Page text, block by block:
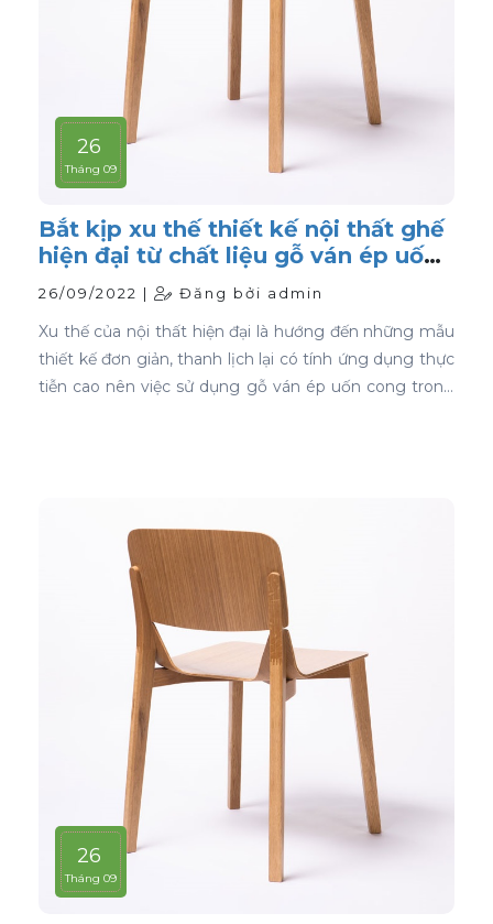
26
Tháng 09
Bắt kịp xu thế thiết kế nội thất ghế
hiện đại từ chất liệu gỗ ván ép uốn
cong
26/09/2022 | Đăng bởi admin
Xu thế của nội thất hiện đại là hướng đến những mẫu
thiết kế đơn giản, thanh lịch lại có tính ứng dụng thực
tiễn cao nên việc sử dụng gỗ ván ép uốn cong trong
26
Tháng 09